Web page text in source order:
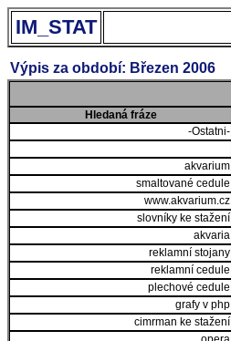
IM_STAT
Výpis za období: Březen 2006
Hledaná fráze
-Ostatni-
akvarium
smaltované cedule
www.akvarium.cz
slovníky ke stažení
akvaria
reklamní stojany
reklamní cedule
plechové cedule
grafy v php
cimrman ke stažení